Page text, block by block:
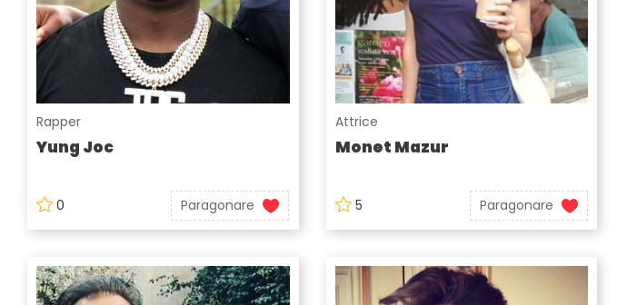
Rapper
Yung Joc
0 Paragonare
Attrice
Monet Mazur
5 Paragonare